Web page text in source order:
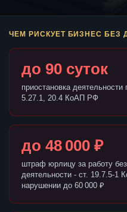
ЧЕМ РИСКУЕТ БИЗНЕС БЕЗ
до 90 суток
приостановка
5.27.1, 20.4 КоАП РФ
до 48 000 ₽
штраф юрлицу за работу
деятельности - ст. 19.7.5-1
нарушении до 60 000 ₽